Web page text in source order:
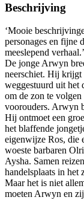
Beschrijving
‘Mooie
personages en fijne
meeslepend
De jonge Arwyn
neerschiet. Hij krijgt
weggestuurd uit het
om de zon te
voorouders. Arwyn
Hij ontmoet een
het blaffende
eigenwijze Ros, die
woeste barbaren
Aysha. Samen
handelsplaats in het
Maar het is niet
moeten Arwyn en